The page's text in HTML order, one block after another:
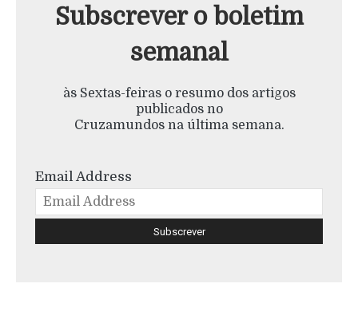
Subscrever o boletim
semanal
às Sextas-feiras o resumo dos artigos
publicados no
Cruzamundos na última semana.
Email Address